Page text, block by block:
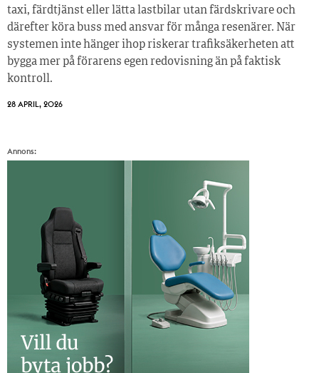
taxi, färdtjänst eller lätta lastbilar utan färdskrivare och
därefter köra buss med ansvar för många resenärer. När
systemen inte hänger ihop riskerar trafiksäkerheten att
bygga mer på förarens egen redovisning än på faktisk
kontroll.
28 APRIL, 2026
Annons: